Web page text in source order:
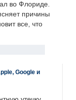
во Флориде.
причины
все, что
Google и